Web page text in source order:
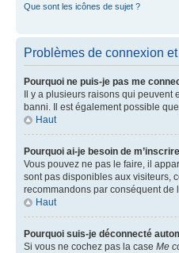
Que sont les icônes de sujet ?
Problèmes de connexion et
Pourquoi ne puis-je pas me
Il y a plusieurs raisons qui
banni. Il est également possible
Haut
Pourquoi ai-je besoin de
Vous pouvez ne pas le faire, il
sont pas disponibles aux visiteurs,
recommandons par conséquent de
Haut
Pourquoi suis-je déconnecté
Si vous ne cochez pas la case Me